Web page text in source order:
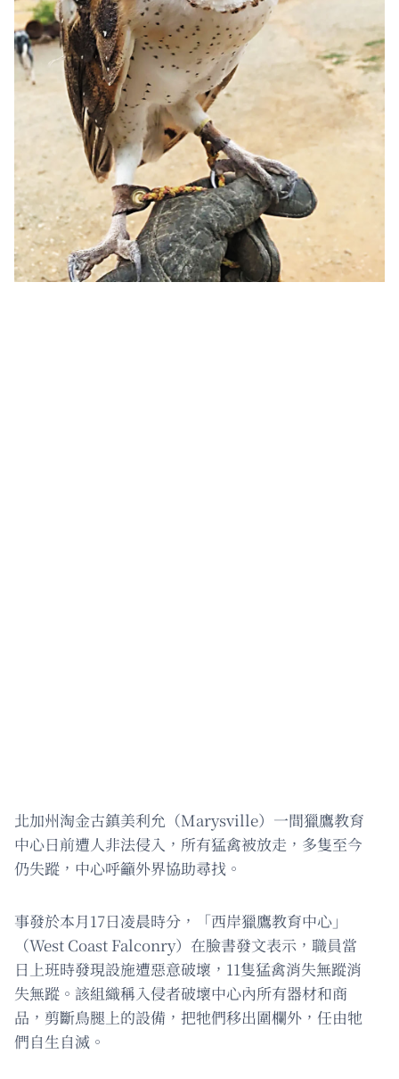
北加州淘金古鎮美利允（Marysville）一間獵鷹教育
中心日前遭人非法侵入，所有猛禽被放走，多隻至今
仍失蹤，中心呼籲外界協助尋找。
事發於本月17日凌晨時分，「西岸獵鷹教育中心」
（West Coast Falconry）在臉書發文表示，職員當
日上班時發現設施遭惡意破壞，11隻猛禽消失無蹤消
失無蹤。該組織稱入侵者破壞中心內所有器材和商
品，剪斷鳥腿上的設備，把牠們移出圍欄外，任由牠
們自生自滅。